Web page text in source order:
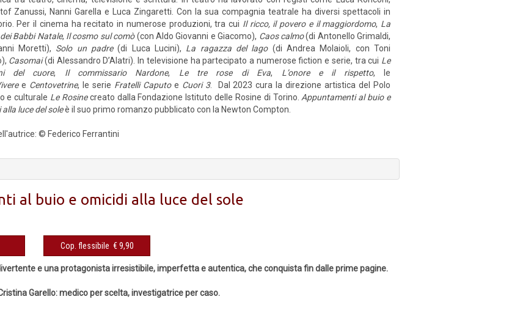
Zanussi, Nanni Garella e Luca Zingaretti. Con la sua compagnia teatrale ha diversi spettacoli in
Per il cinema ha recitato in numerose produzioni, tra cui Il ricco, il povero e il maggiordomo, La
Babbi Natale, Il cosmo sul comò(con Aldo Giovanni e Giacomo), Caos calmo(di Antonello Grimaldi,
Moretti), Solo un padre(di Luca Lucini), La ragazza del lago(di Andrea Molaioli, con Toni
Casomai(di Alessandro D’Alatri). In televisione ha partecipato a numerose fiction e serie, tra cui Le
del cuore, Il commissario Nardone, Le tre rose di Eva, L’onore e il rispetto, le
e Centovetrine, le serie Fratelli Caputoe Cuori 3. Dal 2023 cura la direzione artistica del Polo
e culturale Le Rosinecreato dalla Fondazione Istituto delle Rosine di Torino. Appuntamenti al buio e
alla luce del soleè il suo primo romanzo pubblicato con la Newton Compton.
© Federico Ferrantini
al buio e omicidi alla luce del sole
Cop. flessibile € 9,90
e una protagonista irresistibile, imperfetta e autentica, che conquista fin dalle prime pagine.
Garello: medico per scelta, investigatrice per caso.